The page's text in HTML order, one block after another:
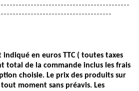
indiqué en euros TTC ( toutes taxes
total de la commande inclus les frais
choisie. Le prix des produits sur
moment sans préavis. Les